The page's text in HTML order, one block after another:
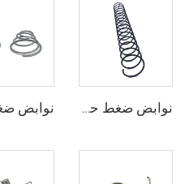
نوابض ضغط حلزونية من الفولاذ الكربوني لمصنع CE ISO